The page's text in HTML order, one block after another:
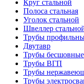
Круг стальной
Полоса стальная
Уголок стальной
Швеллер
Трубы
Двутавр
Трубы бесшовные
Трубы ВГП
Трубы
Трубы